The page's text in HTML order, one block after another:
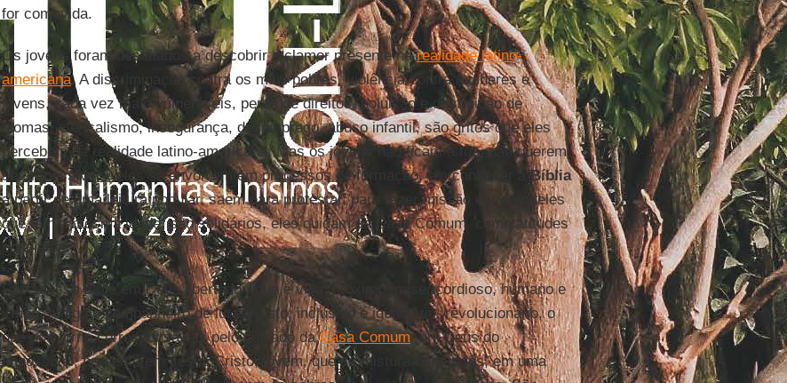
for comovida.
Os jovens foram desafiados a descobrir o clamor presente narealidade latino-
americana. A discriminação contra os mais pobres, violência contra mulheres e
jovens, cada vez mais vulneráveis, perda de direitos, poluição e destruição de
biomas, clericalismo, insegurança, desemprego, abuso infantil, são gritos que eles
percebem na realidade latino-americana. Mas os jovens não ficam à toa, não querem
ser impassíveis, eles se envolvem em processos de formação, em conhecer aBíblia
a partir de uma leitura popular, saem para protestar, para fazer missão entre aqueles
que têm a mesma idade, são solidários, eles cuidam da Casa Comum, como atitudes
cotidianas.
Fazem isso da fé em Deus libertador, que é vida, próximo, misericordioso, humano e
irmão, amigo e companheiro de lutas, justo, inclusivo e igualitário, revolucionário, o
que nos torna corresponsáveis pelo cuidado daCasa Comum, um Deus do
impossível, presente em Jesus Cristo, jovem, que se mistura com todos, em uma